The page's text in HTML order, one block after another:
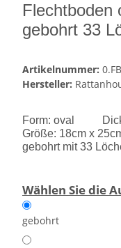
Flechtboden
gebohrt 33
Artikelnummer:
Hersteller:
Form: oval
Größe: 18cm x
gebohrt mit 33
Wählen Sie die
gebohrt